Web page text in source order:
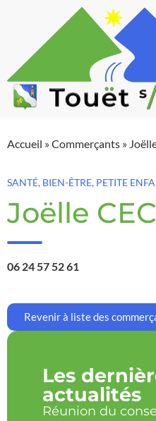
Accueil »Commerçants »
SANTÉ, BIEN-ÊTRE, PETITE
Joëlle
06 24 57 52 61
Revenir à liste des
Les
actualités
Réunion du